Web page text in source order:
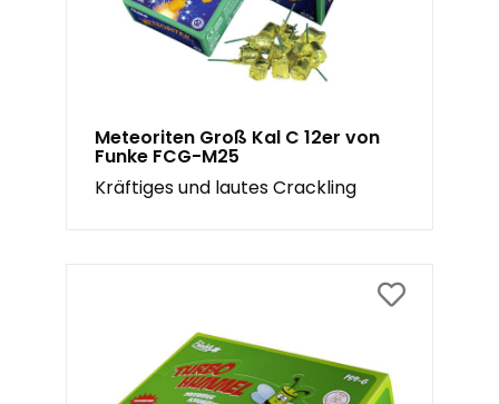
Meteoriten Groß Kal C 12er von
Funke FCG-M25
Kräftiges und lautes Crackling